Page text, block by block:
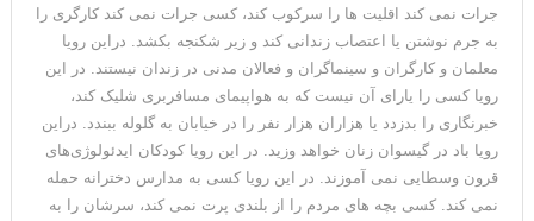
جرات نمی کند اقلیت ها را سرکوب کند، کسی جرات نمی کند کارگری را
به جرم نوشتن یا اعتصاب زندانی کند و زیر شکنجه بکشد. دراین رویا
معلمان و کارگران و سینماگران و فعالان مدنی در زندان نیستند. در این
رویا کسی را یارای آن نیست که به هواپیمای مسافربری شلیک کند،
خبرنگاری را بدزدد یا هزاران هزار نفر را در خیابان به گلوله ببندد. دراین
رویا باد در گیسوان زنان خواهد وزید. در این رویا کودکان ایدئولوژی‌های
قرون وسطایی نمی آموزند. در این رویا کسی به مدارس دخترانه حمله
نمی کند. کسی بچه های مردم را از بلندی پرت نمی کند، سرشان را به